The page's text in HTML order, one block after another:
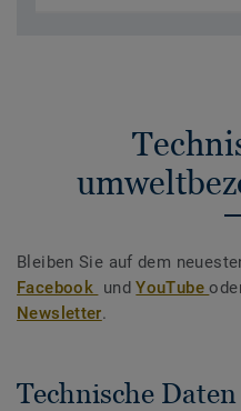
Bleiben Sie auf dem
Facebook undYouTube
Newsletter.
Technische Daten